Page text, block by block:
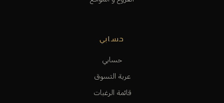
حسابي
حسابي
عربة التسوق
قائمة الرغبات